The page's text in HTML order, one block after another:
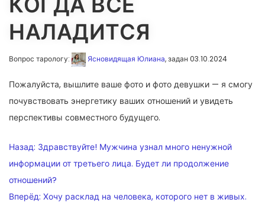
НАЛАДИТСЯ
Вопрос тарологу: Ясновидящая Юлиана, задан 03.10.2024
Пожалуйста, вышлите ваше фото и фото девушки — я смогу
почувствовать энергетику ваших отношений и увидеть
перспективы совместного будущего.
НАВИГАЦИЯ
ПО
ЗАПИСЯМ
Назад: Здравствуйте! Мужчина узнал много ненужной
информации от третьего лица. Будет ли продолжение
отношений?
Вперёд: Хочу расклад на человека, которого нет в живых.